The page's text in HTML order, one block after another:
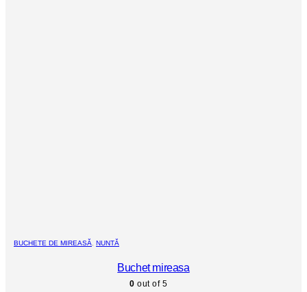
BUCHETE DE MIREASĂ NUNTĂ
Buchet mireasa
0 out of 5